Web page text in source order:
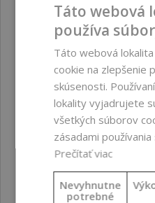
Oblasť aplikácie
Obsah bio zložiek (%)
Odporúčaný rozsah
dávkovania (%)
Odporúčaný rozsah
Táto webová
používa
Táto webová
cookie na zlepšenie
skúsenosti.
lokality vyjadrujete
všetkých súborov
zásadami
Prečítať viac
Nevyhnutne
potrebné